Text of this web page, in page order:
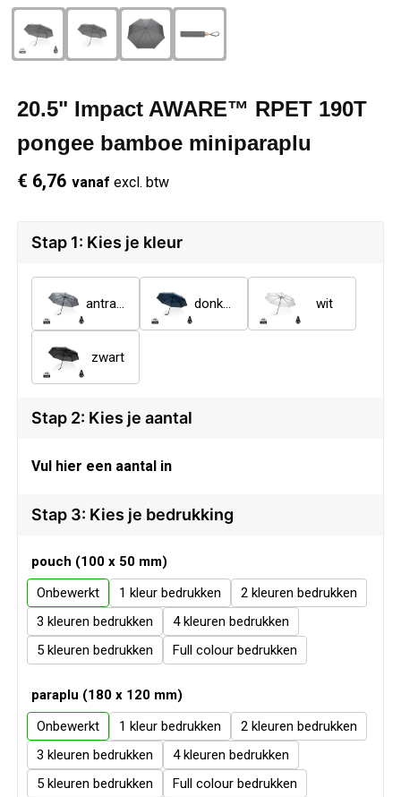
Schrijfwaren
Snoepgoed
Spellen
Themapakketten
USB Sticks
Veiligheid, Auto en Fiets
Regenkleding
Vesten
Overhemden
Reflecterende polo's
Reflecterende vesten
Schoenen
Schorten en Sloven
Sweaters
Vesten
Oog- en gelaatsbescherming
Gehoorbescherming
Ademhalingsbescherming
Zwemkleding
20.5" Impact AWARE™ RPET 190T
pongee bamboe miniparaplu
€ 6,76 vanaf excl. btw
Stap 1: Kies je kleur
antraciet donkerblauw wit
zwart
Stap 2: Kies je aantal
Vul hier een aantal in
Stap 3: Kies je bedrukking
pouch (100 x 50 mm)
Onbewerkt
1
2
3
4
5
Full colour
paraplu (180 x 120 mm)
Onbewerkt
1
2
3
4
5
Full colour